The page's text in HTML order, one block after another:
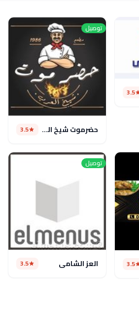
3.5
توصيل
حضرموت شيخ العرب 3.5
3.5
توصيل
العز الشامى 3.5